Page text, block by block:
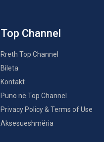
Top Channel
Rreth Top Channel
Bileta
Kontakt
Puno në Top Channel
Privacy Policy & Terms of Use
Aksesueshmëria